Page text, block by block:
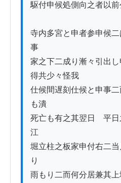
駆付申候処側向之者以
寺内多宮と申者参申候
事
家之下二成り漸々引出
得共少々怪我
仕候間遅刻仕候と申事
も潰
死亡も有之其翌日ゟ平
江
堀立柱之板家申付右二
り
雨もり二而何分居兼其